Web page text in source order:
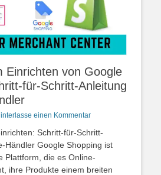
Einrichten von Google
für-Schritt-Anleitung
einen Kommentar
Schritt-für-Schritt-
Händler Google Shopping ist
Plattform, die es Online-
ihre Produkte einem breiten